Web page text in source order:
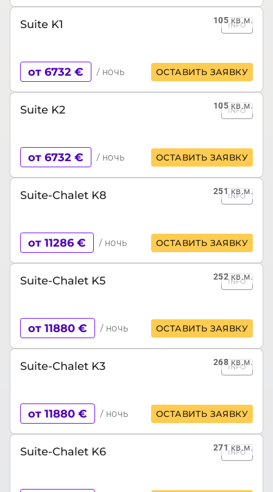
105кв.м.
Suite K1 INFO
от 6732 € / ночь ОСТАВИТЬ ЗАЯВКУ
105кв.м.
Suite K2 INFO
от 6732 € / ночь ОСТАВИТЬ ЗАЯВКУ
251кв.м.
Suite-Chalet K8 INFO
от 11286 € / ночь ОСТАВИТЬ ЗАЯВКУ
252кв.м.
Suite-Chalet K5 INFO
от 11880 € / ночь ОСТАВИТЬ ЗАЯВКУ
268кв.м.
Suite-Chalet K3 INFO
от 11880 € / ночь ОСТАВИТЬ ЗАЯВКУ
271кв.м.
Suite-Chalet K6 INFO